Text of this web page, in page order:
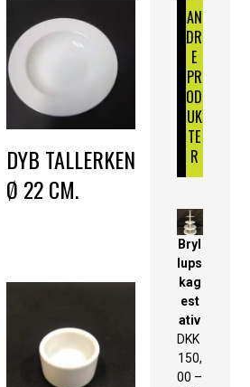
DYB TALLERKEN
Ø 22 CM.
AN
DR
E
PR
OD
UK
TE
R
Bryl
lups
kag
est
ativ
DKK
150,
00 –